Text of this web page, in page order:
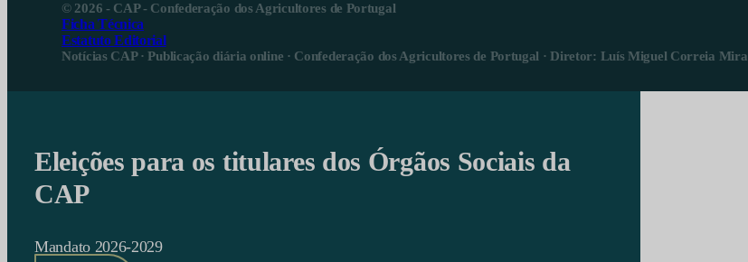
© 2026 - CAP - Confederação dos Agricultores de Portugal
Ficha Técnica
Estatuto Editorial
Notícias CAP · Publicação diária online · Confederação dos Agricultores de Portugal · Diretor: Luís Miguel Correia Mira
Eleições para os titulares dos Órgãos Sociais da
CAP
Mandato 2026-2029